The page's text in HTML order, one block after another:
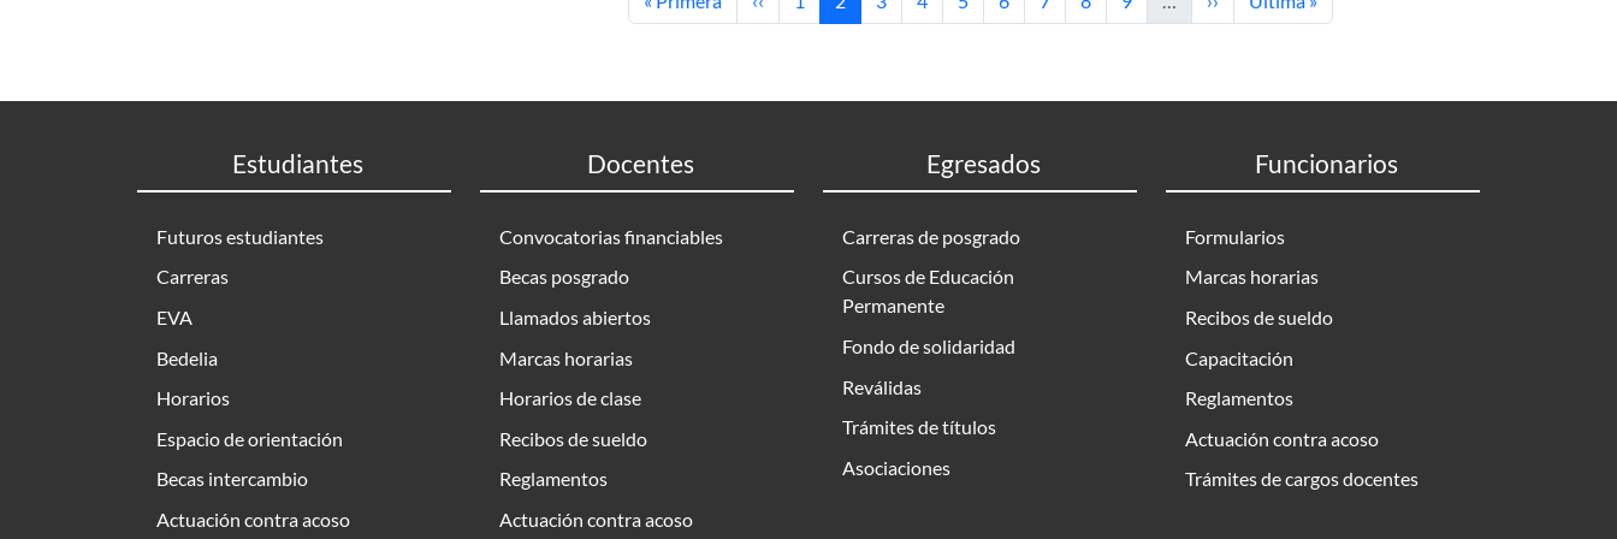
Estudiantes
Futuros estudiantes
Carreras
EVA
Bedelia
Horarios
Espacio de orientación
Becas intercambio
Actuación contra acoso
Docentes
Convocatorias financiables
Becas posgrado
Llamados abiertos
Marcas horarias
Horarios de clase
Recibos de sueldo
Reglamentos
Actuación contra acoso
Egresados
Carreras de posgrado
Cursos de Educación
Permanente
Fondo de solidaridad
Reválidas
Trámites de títulos
Asociaciones
Funcionarios
Formularios
Marcas horarias
Recibos de sueldo
Capacitación
Reglamentos
Actuación contra acoso
Trámites de cargos docentes